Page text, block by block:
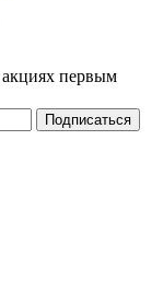
акциях первым